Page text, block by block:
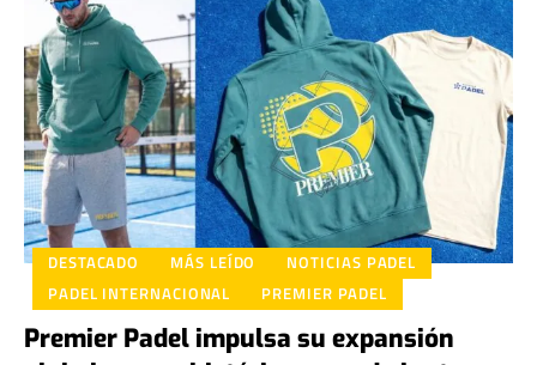
DESTACADO MÁS LEÍDO
NOTICIAS PADEL
PADEL INTERNACIONAL
PREMIER PADEL
Premier Padel impulsa su expansión